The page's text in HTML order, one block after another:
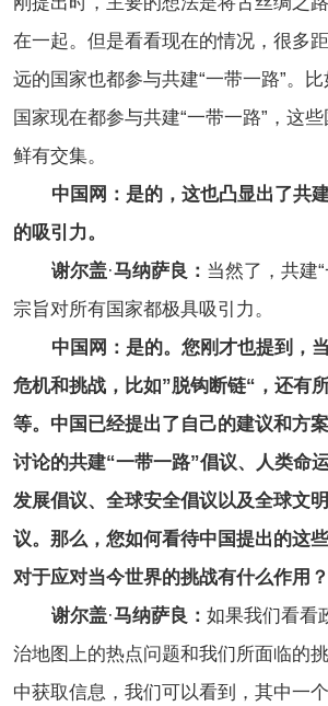
在一起。但是看看现在的情况，很多
远的国家也都参与共建“一带一路”。
国家现在都参与共建“一带一路”，这
鲜有交集。
中国网：是的，这也凸显出了共
的吸引力。
谢尔盖·马纳萨良： 当然了，共建
宗旨对所有国家都极具吸引力。
中国网：是的。您刚才也提到，
危机和挑战，比如”脱钩断链“，还有
等。中国已经提出了自己的建议和方
讨论的共建“一带一路”倡议、人类命
发展倡议、全球安全倡议以及全球文
议。那么，您如何看待中国提出的这
对于应对当今世界的挑战有什么作用？
谢尔盖·马纳萨良： 如果我们看看
治地图上的热点问题和我们所面临的
中获取信息，我们可以看到，其中一